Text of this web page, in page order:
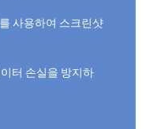
사용하여 스크린샷
터 손실을 방지하